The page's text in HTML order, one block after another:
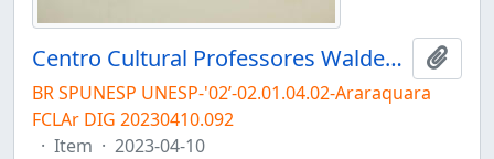
Centro Cultural Professores Waldemar e Heleieth Saffioti "Chácara Sapucaia"
BR SPUNESP UNESP-'02’-02.01.04.02-Araraquara
FCLAr DIG 20230410.092
· Item · 2023-04-10